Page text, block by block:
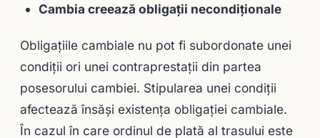
Cambia creează obligaţii necondiţionale
Obligaţiile cambiale nu pot fi subordonate unei
condiţii ori unei contraprestaţii din partea
posesorului cambiei. Stipularea unei condiţii
afectează însăşi existenţa obligaţiei cambiale.
În cazul în care ordinul de plată al trasului este